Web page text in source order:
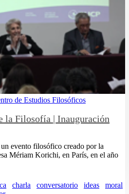
de Estudios Filosóficos
la Filosofía | Inauguración
evento filosófico creado por la
Mériam Korichi, en París, en el año
charla conversatorio ideas
moral